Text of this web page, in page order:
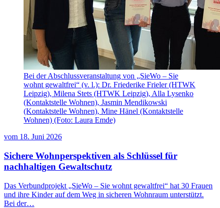
Bei der Abschlussveranstaltung von „SieWo – Sie
wohnt gewaltfrei“ (v. l.): Dr. Friederike Frieler (HTWK
Leipzig), Milena Stets (HTWK Leipzig), Alla Lysenko
(Kontaktstelle Wohnen), Jasmin Mendikowski
(Kontaktstelle Wohnen), Mine Hänel (Kontaktstelle
Wohnen) (Foto: Laura Emde)
vom 18. Juni 2026
Sichere Wohnperspektiven als Schlüssel für
nachhaltigen Gewaltschutz
Das Verbundprojekt „SieWo – Sie wohnt gewaltfrei“ hat 30 Frauen
und ihre Kinder auf dem Weg in sicheren Wohnraum unterstützt.
Bei der…